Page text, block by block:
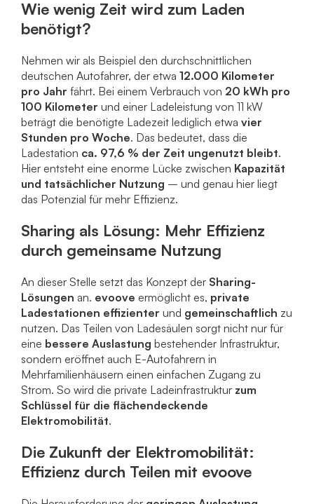
Wie wenig Zeit wird zum Laden
benötigt?
Nehmen wir als Beispiel den durchschnittlichen
deutschen Autofahrer, der etwa 12.000 Kilometer
pro Jahr fährt. Bei einem Verbrauch von 20 kWh pro
100 Kilometer und einer Ladeleistung von 11 kW
beträgt die benötigte Ladezeit lediglich etwa vier
Stunden pro Woche. Das bedeutet, dass die
Ladestation ca. 97,6 % der Zeit ungenutzt bleibt.
Hier entsteht eine enorme Lücke zwischen Kapazität
und tatsächlicher Nutzung – und genau hier liegt
das Potenzial für mehr Effizienz.
Sharing als Lösung: Mehr Effizienz
durch gemeinsame Nutzung
An dieser Stelle setzt das Konzept der Sharing-
Lösungen an. evoove ermöglicht es, private
Ladestationen effizienter und gemeinschaftlich zu
nutzen. Das Teilen von Ladesäulen sorgt nicht nur für
eine bessere Auslastung bestehender Infrastruktur,
sondern eröffnet auch E-Autofahrern in
Mehrfamilienhäusern einen einfachen Zugang zu
Strom. So wird die private Ladeinfrastruktur zum
Schlüssel für die flächendeckende
Elektromobilität.
Die Zukunft der Elektromobilität:
Effizienz durch Teilen mit evoove